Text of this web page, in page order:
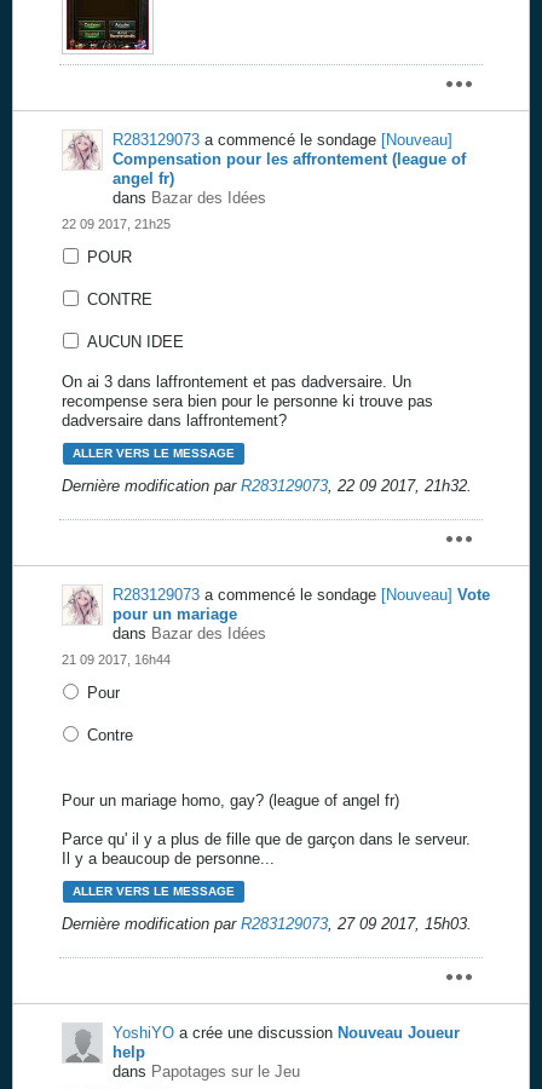
R283129073 a commencé le sondage [Nouveau]
Compensation pour les affrontement (league of
angel fr)
dans Bazar des Idées
22 09 2017, 21h25
POUR
CONTRE
AUCUN IDEE
On ai 3 dans laffrontement et pas dadversaire. Un
recompense sera bien pour le personne ki trouve pas
dadversaire dans laffrontement?
ALLER VERS LE MESSAGE
Dernière modification par R283129073, 22 09 2017, 21h32.
R283129073 a commencé le sondage [Nouveau] Vote
pour un mariage
dans Bazar des Idées
21 09 2017, 16h44
Pour
Contre
Pour un mariage homo, gay? (league of angel fr)
Parce qu' il y a plus de fille que de garçon dans le serveur.
Il y a beaucoup de personne...
ALLER VERS LE MESSAGE
Dernière modification par R283129073, 27 09 2017, 15h03.
YoshiYO a crée une discussion Nouveau Joueur
help
dans Papotages sur le Jeu